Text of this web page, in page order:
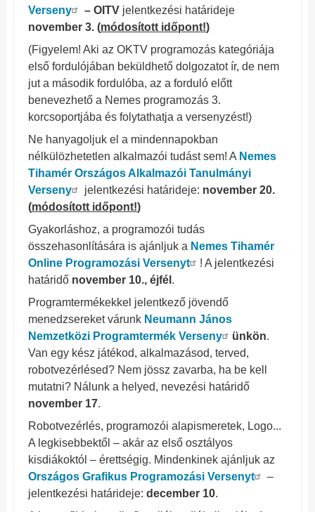
Verseny
– OITV jelentkezési határideje
november 3. (módosított időpont!)
(Figyelem! Aki az OKTV programozás kategóriája
első fordulójában beküldhető dolgozatot ír, de nem
jut a második fordulóba, az a forduló előtt
benevezhető a Nemes programozás 3.
korcsoportjába és folytathatja a versenyzést!)
Ne hanyagoljuk el a mindennapokban
nélkülözhetetlen alkalmazói tudást sem! A Nemes
Tihamér Országos Alkalmazói Tanulmányi
Verseny
jelentkezési határideje: november 20.
(módosított időpont!)
Gyakorláshoz, a programozói tudás
összehasonlítására is ajánljuk a Nemes Tihamér
Online Programozási Versenyt
! A jelentkezési
határidő november 10., éjfél .
Programtermékekkel jelentkező jövendő
menedzsereket várunk Neumann János
Nemzetközi Programtermék Verseny
ünkön.
Van egy kész játékod, alkalmazásod, terved,
robotvezérlésed? Nem jössz zavarba, ha be kell
mutatni? Nálunk a helyed, nevezési határidő
november 17.
Robotvezérlés, programozói alapismeretek, Logo...
A legkisebbektől – akár az első osztályos
kisdiákoktól – érettségig. Mindenkinek ajánljuk az
Országos Grafikus Programozási Versenyt
–
jelentkezési határideje: december 10.